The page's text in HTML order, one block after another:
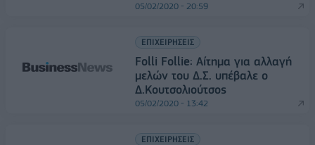
05/02/2020 - 20:59
ΕΠΙΧΕΙΡΗΣΕΙΣ
Folli Follie: Αίτημα για αλλαγή
μελών του Δ.Σ. υπέβαλε ο
Δ.Κουτσολιούτσος
05/02/2020 - 13:42
ΕΠΙΧΕΙΡΗΣΕΙΣ